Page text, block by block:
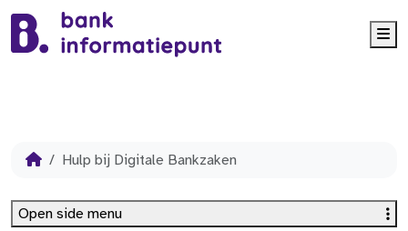
Hulp bij Digitale Bankzaken
Open side menu